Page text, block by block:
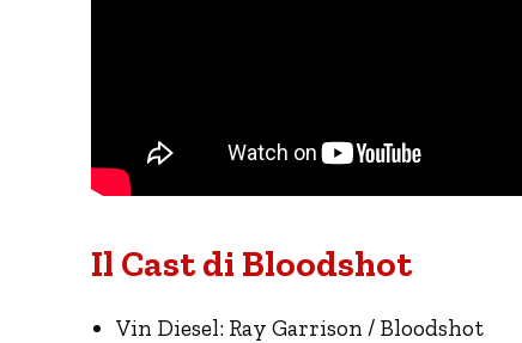
Il Cast di Bloodshot
Vin Diesel: Ray Garrison / Bloodshot